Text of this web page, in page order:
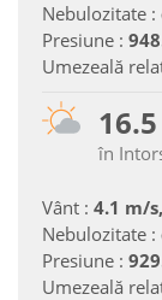
Nebulozitate :
Presiune :
Umezeală
16.5
în
Vânt : 4.1 m/
Nebulozitate :
Presiune :
Umezeală